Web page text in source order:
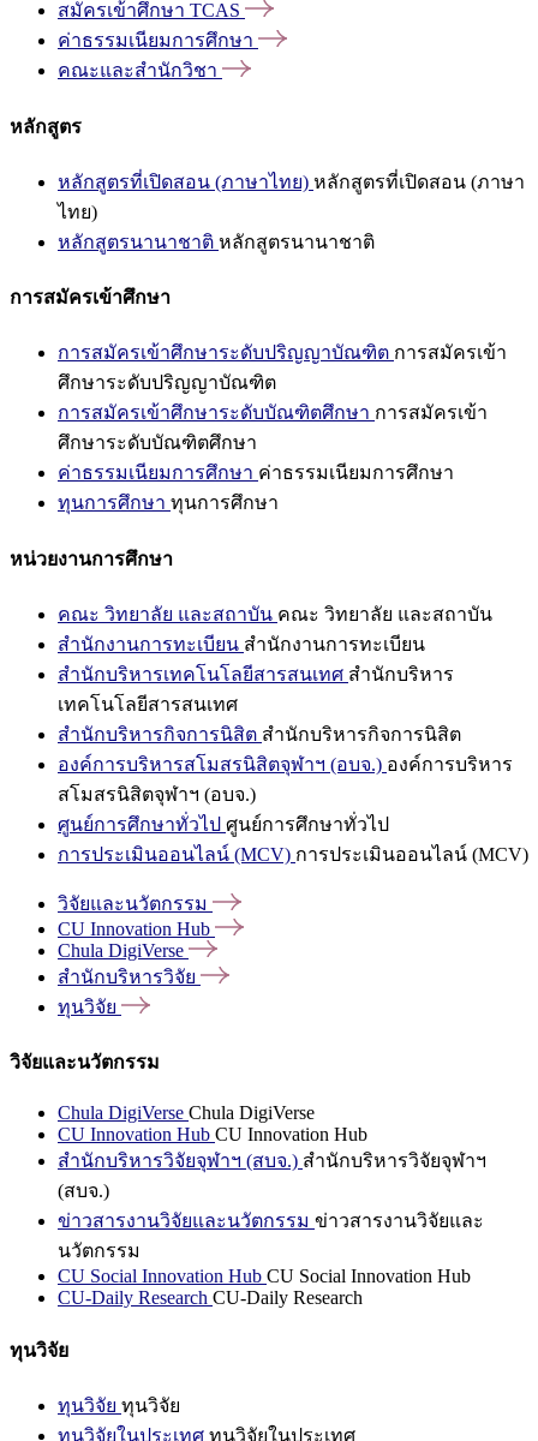
สมัครเข้าศึกษา TCAS
ค่าธรรมเนียมการศึกษา
คณะและสำนักวิชา
หลักสูตร
หลักสูตรที่เปิดสอน (ภาษาไทย) หลักสูตรที่เปิดสอน (ภาษา
ไทย)
หลักสูตรนานาชาติ หลักสูตรนานาชาติ
การสมัครเข้าศึกษา
การสมัครเข้าศึกษาระดับปริญญาบัณฑิต การสมัครเข้า
ศึกษาระดับปริญญาบัณฑิต
การสมัครเข้าศึกษาระดับบัณฑิตศึกษา การสมัครเข้า
ศึกษาระดับบัณฑิตศึกษา
ค่าธรรมเนียมการศึกษา ค่าธรรมเนียมการศึกษา
ทุนการศึกษา ทุนการศึกษา
หน่วยงานการศึกษา
คณะ วิทยาลัย และสถาบัน คณะ วิทยาลัย และสถาบัน
สำนักงานการทะเบียน สำนักงานการทะเบียน
สำนักบริหารเทคโนโลยีสารสนเทศ สำนักบริหาร
เทคโนโลยีสารสนเทศ
สำนักบริหารกิจการนิสิต สำนักบริหารกิจการนิสิต
องค์การบริหารสโมสรนิสิตจุฬาฯ (อบจ.) องค์การบริหาร
สโมสรนิสิตจุฬาฯ (อบจ.)
ศูนย์การศึกษาทั่วไป ศูนย์การศึกษาทั่วไป
การประเมินออนไลน์ (MCV) การประเมินออนไลน์ (MCV)
วิจัยและนวัตกรรม
CU Innovation Hub
Chula DigiVerse
สำนักบริหารวิจัย
ทุนวิจัย
วิจัยและนวัตกรรม
Chula DigiVerse Chula DigiVerse
CU Innovation Hub CU Innovation Hub
สำนักบริหารวิจัยจุฬาฯ (สบจ.) สำนักบริหารวิจัยจุฬาฯ
(สบจ.)
ข่าวสารงานวิจัยและนวัตกรรม ข่าวสารงานวิจัยและ
นวัตกรรม
CU Social Innovation Hub CU Social Innovation Hub
CU-Daily Research CU-Daily Research
ทุนวิจัย
ทุนวิจัย ทุนวิจัย
ทุนวิจัยในประเทศ ทุนวิจัยในประเทศ